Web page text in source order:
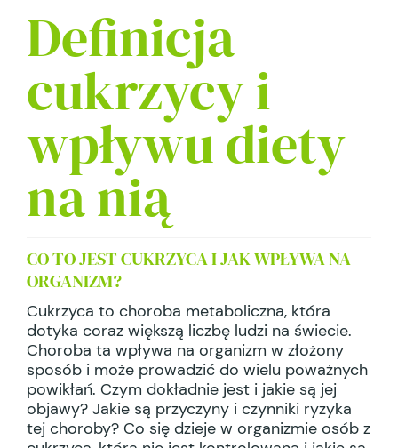
Definicja
cukrzycy i
wpływu diety
na nią
CO TO JEST CUKRZYCA I JAK WPŁYWA NA
ORGANIZM?
Cukrzyca to choroba metaboliczna, która
dotyka coraz większą liczbę ludzi na świecie.
Choroba ta wpływa na organizm w złożony
sposób i może prowadzić do wielu poważnych
powikłań. Czym dokładnie jest i jakie są jej
objawy? Jakie są przyczyny i czynniki ryzyka
tej choroby? Co się dzieje w organizmie osób z